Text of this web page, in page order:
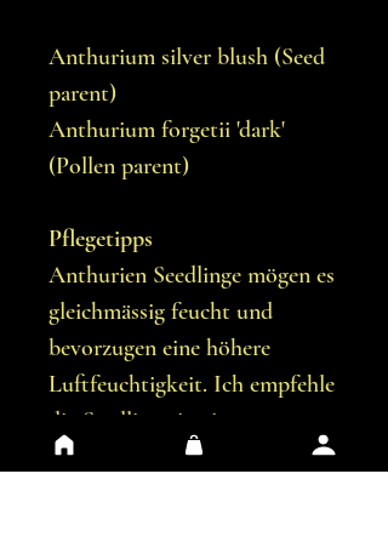
Anthurium silver blush (Seed
parent)
Anthurium forgetii 'dark'
(Pollen parent)
Pflegetipps
Anthurien Seedlinge mögen es
gleichmässig feucht und
bevorzugen eine höhere
Luftfeuchtigkeit. Ich empfehle
die Seedlinge in einer
durchsichtigen Plastikbox